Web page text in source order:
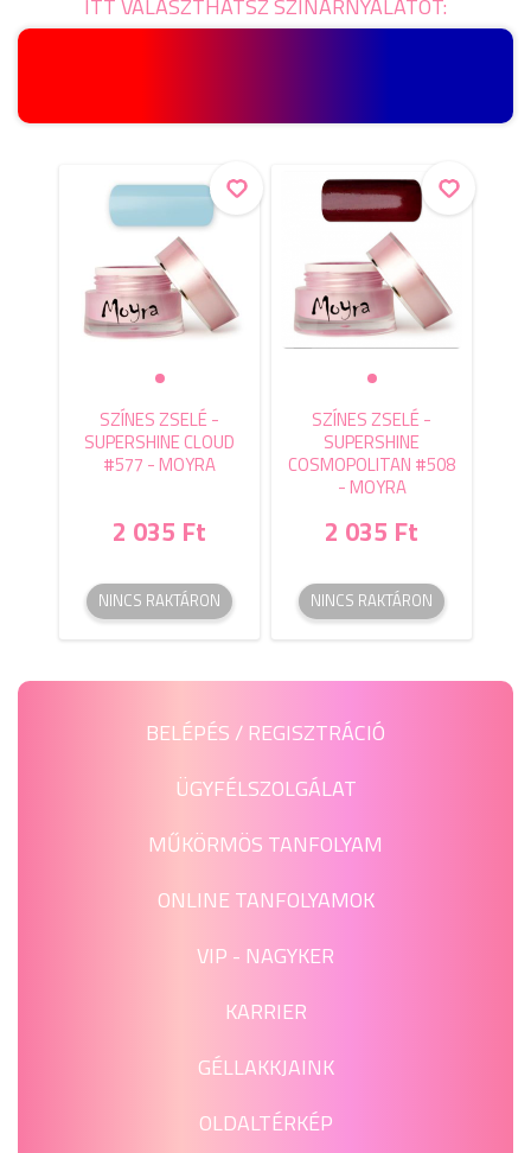
ITT VÁLASZTHATSZ SZÍNÁRNYALATOT:
SZÍNES ZSELÉ -
SUPERSHINE CLOUD
#577 - MOYRA
2 035 Ft
NINCS RAKTÁRON
SZÍNES ZSELÉ -
SUPERSHINE
COSMOPOLITAN #508
- MOYRA
2 035 Ft
NINCS RAKTÁRON
BELÉPÉS / REGISZTRÁCIÓ
ÜGYFÉLSZOLGÁLAT
MŰKÖRMÖS TANFOLYAM
ONLINE TANFOLYAMOK
VIP - NAGYKER
KARRIER
GÉLLAKKJAINK
OLDALTÉRKÉP